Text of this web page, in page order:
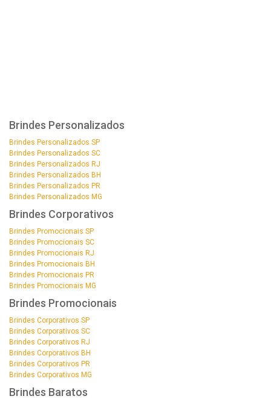
Brindes Personalizados
Brindes Personalizados SP
Brindes Personalizados SC
Brindes Personalizados RJ
Brindes Personalizados BH
Brindes Personalizados PR
Brindes Personalizados MG
Brindes Corporativos
Brindes Promocionais SP
Brindes Promocionais SC
Brindes Promocionais RJ
Brindes Promocionais BH
Brindes Promocionais PR
Brindes Promocionais MG
Brindes Promocionais
Brindes Corporativos SP
Brindes Corporativos SC
Brindes Corporativos RJ
Brindes Corporativos BH
Brindes Corporativos PR
Brindes Corporativos MG
Brindes Baratos